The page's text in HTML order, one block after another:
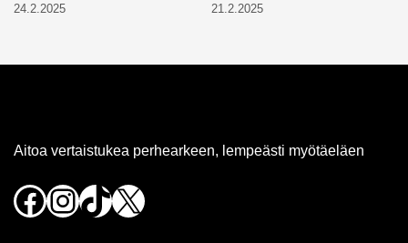
24.2.2025 21.2.2025
Aitoa vertaistukea perhearkeen, lempeästi myötäeläen
Facebook
Instagram
TikTok
X